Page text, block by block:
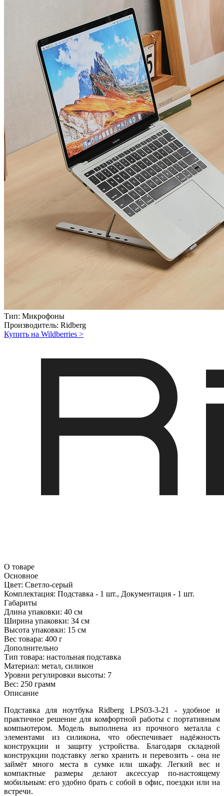
Тип: Микрофоны
Производитель: Ridberg
Купить на Wildberries >
О товаре
Основное
Цвет: Светло-серый
Комплектация: Подставка - 1 шт., Документация - 1 шт.
Габариты
Длина упаковки: 40 см
Ширина упаковки: 34 см
Высота упаковки: 15 см
Вес товара: 400 г
Дополнительно
Тип товара: настольная подставка
Материал: метал, силикон
Уровни регулировки высоты: 7
Вес: 250 грамм
Описание
Подставка для ноутбука Ridberg LPS03‑3‑21 - удобное и
практичное решение для комфортной работы с портативным
компьютером. Модель выполнена из прочного металла с
элементами из силикона, что обеспечивает надёжность
конструкции и защиту устройства. Благодаря складной
конструкции подставку легко хранить и перевозить - она не
займёт много места в сумке или шкафу. Легкий вес и
компактные размеры делают аксессуар по‑настоящему
мобильным: его удобно брать с собой в офис, поездки или на
встречи.